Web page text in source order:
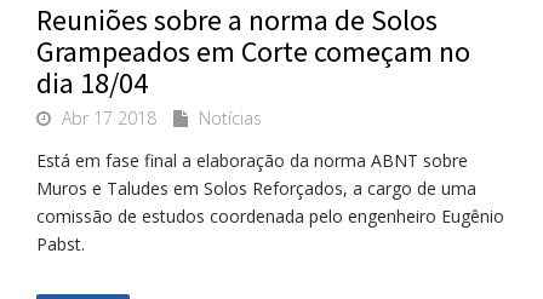
Reuniões sobre a norma de Solos
Grampeados em Corte começam no
dia 18/04
Abr 17 2018
Notícias
Está em fase final a elaboração da norma ABNT sobre
Muros e Taludes em Solos Reforçados, a cargo de uma
comissão de estudos coordenada pelo engenheiro Eugênio
Pabst.